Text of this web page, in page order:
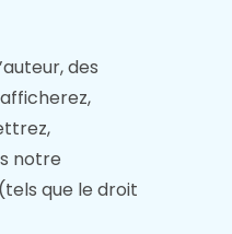
des
notre
que le droit